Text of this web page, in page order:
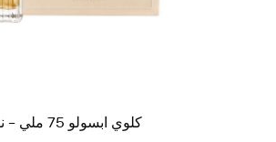
كلوي ابسولو 75 ملي – نسائي